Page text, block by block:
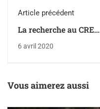
Article précédent
La recherche au CREA
6 avril 2020
Vous aimerez aussi